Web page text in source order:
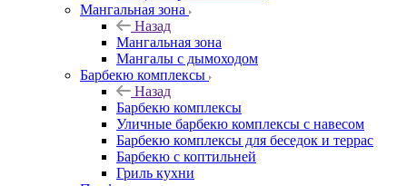
Мангальная зона
Назад
Мангальная зона
Мангалы с дымоходом
Барбекю комплексы
Назад
Барбекю комплексы
Уличные барбекю комплексы с навесом
Барбекю комплексы для беседок и террас
Барбекю с коптильней
Гриль кухни